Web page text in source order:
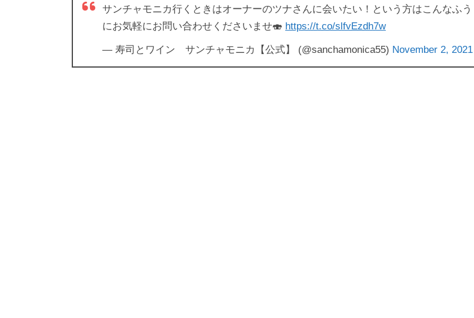
サンチャモニカ行くときはオーナーのツナさんに会いたい！という方はこんなふう
にお気軽にお問い合わせくださいませ🍣 https://t.co/slfvEzdh7w
— 寿司とワイン サンチャモニカ【公式】 (@sanchamonica55) November 2, 2021